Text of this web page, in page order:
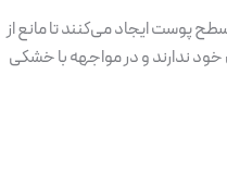
پوست ایجاد می‌کنند تا مانع از
ندارند و در مواجهه با خشکی